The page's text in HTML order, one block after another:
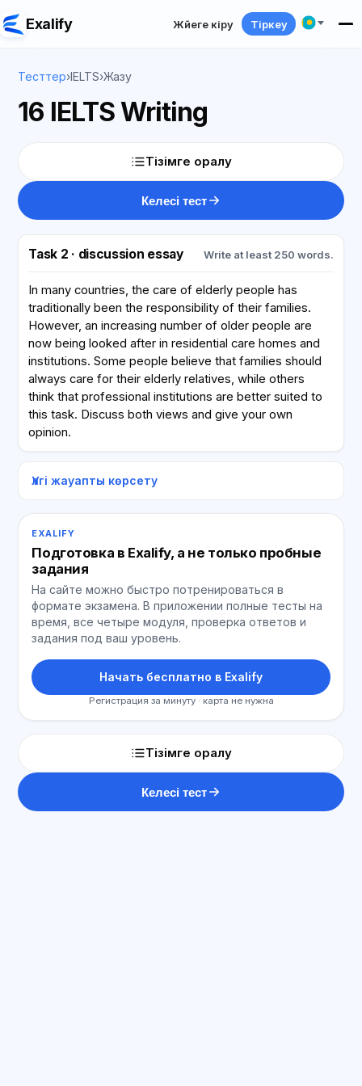
Exalify Жүйеге кіру Тіркеу
Тесттер›IELTS›Жазу
16 IELTS Writing
Тізімге оралу
Келесі тест
Task 2 · discussion essay Write at least 250 words.
In many countries, the care of elderly people has
traditionally been the responsibility of their families.
However, an increasing number of older people are
now being looked after in residential care homes and
institutions. Some people believe that families should
always care for their elderly relatives, while others
think that professional institutions are better suited to
this task. Discuss both views and give your own
opinion.
Үлгі жауапты көрсету
EXALIFY
Подготовка в Exalify, а не только пробные
задания
На сайте можно быстро потренироваться в
формате экзамена. В приложении полные тесты на
время, все четыре модуля, проверка ответов и
задания под ваш уровень.
Начать бесплатно в Exalify
Регистрация за минуту · карта не нужна
Тізімге оралу
Келесі тест